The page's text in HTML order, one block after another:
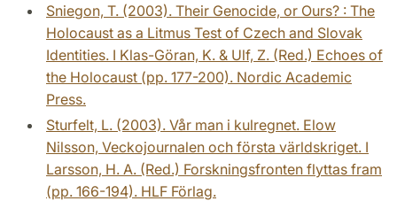
Sniegon, T. (2003). Their Genocide, or Ours? : The
Holocaust as a Litmus Test of Czech and Slovak
Identities. I Klas-Göran, K. & Ulf, Z. (Red.) Echoes of
the Holocaust (pp. 177-200). Nordic Academic
Press.
Sturfelt, L. (2003). Vår man i kulregnet. Elow
Nilsson, Veckojournalen och första världskriget. I
Larsson, H. A. (Red.) Forskningsfronten flyttas fram
(pp. 166-194). HLF Förlag.